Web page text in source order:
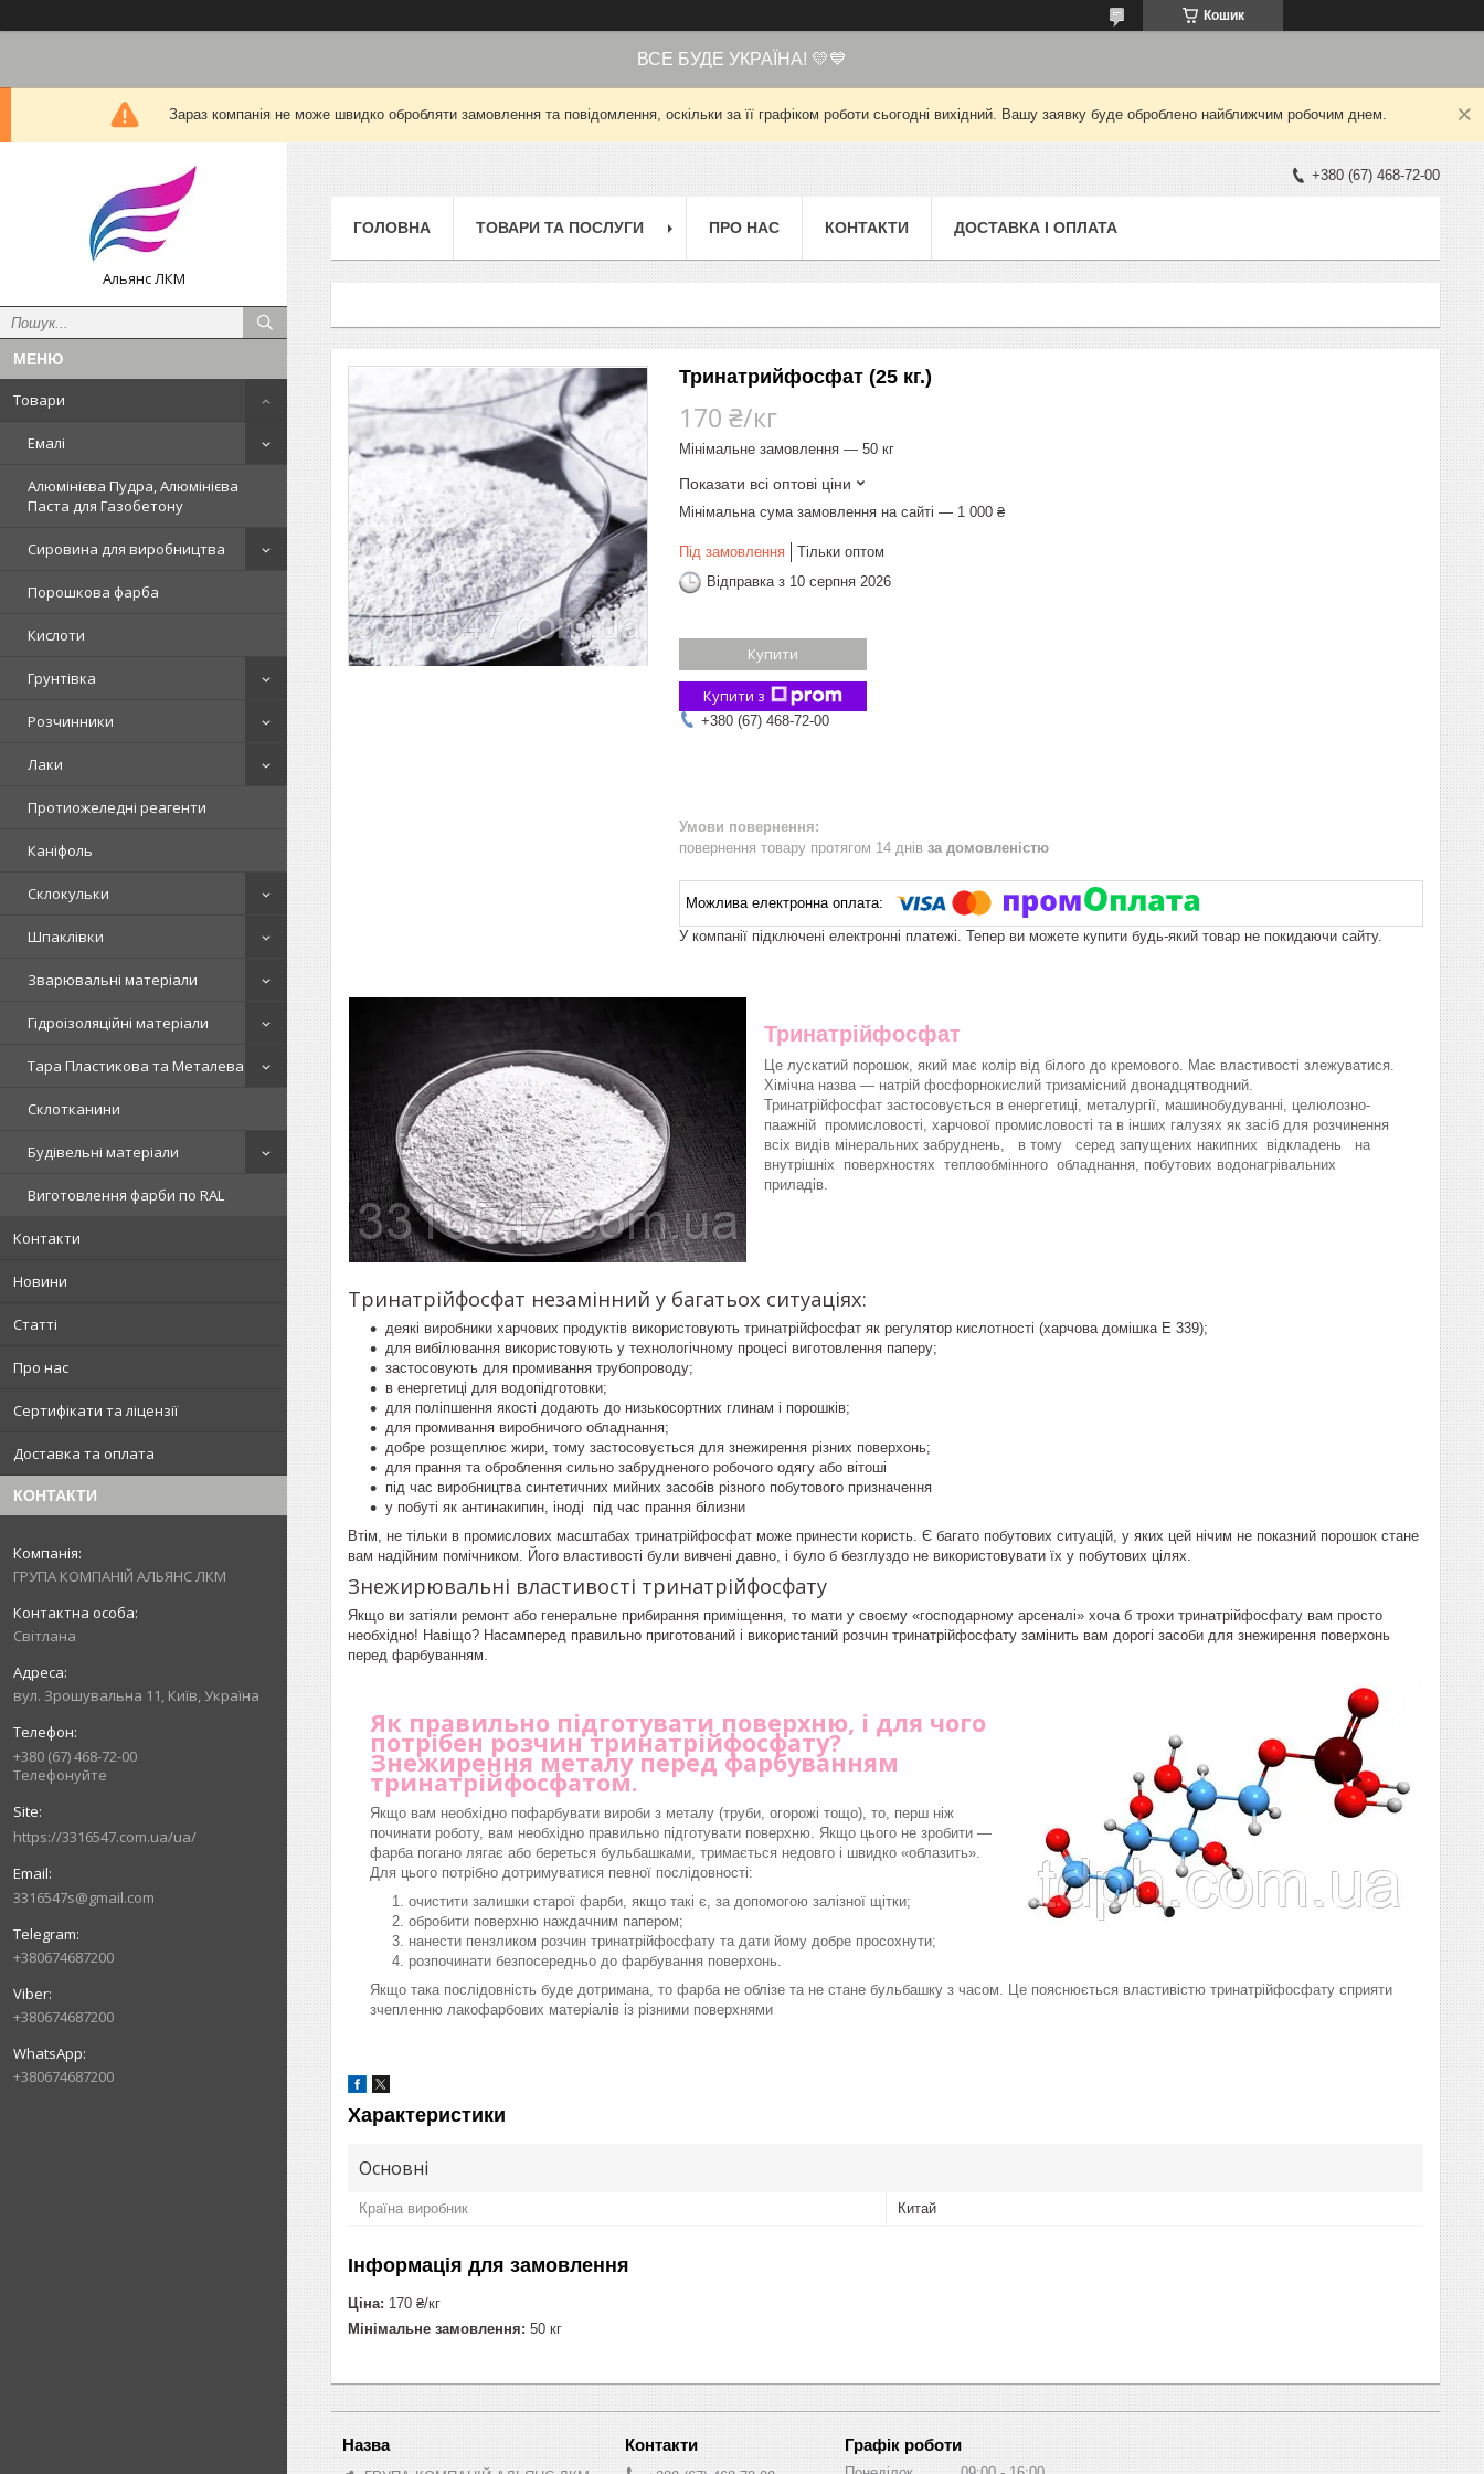
Кошик
ВСЕ БУДЕ УКРАЇНА! 💛💙
Зараз компанія не може швидко обробляти замовлення та повідомлення, оскільки за її графіком роботи сьогодні вихідний. Вашу заявку буде оброблено найближчим робочим днем.
Альянс ЛКМ
Товари
Емалі
Алюмінієва Пудра, Алюмінієва
Паста для Газобетону
Сировина для виробництва
Порошкова фарба
Кислоти
Грунтівка
Розчинники
Лаки
Протиожеледні реагенти
Каніфоль
Склокульки
Шпаклівки
Зварювальні матеріали
Гідроізоляційні матеріали
Тара Пластикова та Металева
Склотканини
Будівельні матеріали
Виготовлення фарби по RAL
Контакти
Новини
Статті
Про нас
Сертифікати та ліцензії
Доставка та оплата
КОНТАКТИ
ГРУПА КОМПАНІЙ АЛЬЯНС ЛКМ
Світлана
вул. Зрошувальна 11, Київ, Україна
+380 (67) 468-72-00
Телефонуйте
https://3316547.com.ua/ua/
3316547s@gmail.com
+380674687200
+380674687200
+380674687200
+380 (67) 468-72-00
ГОЛОВНА ТОВАРИ ТА ПОСЛУГИ ПРО НАС КОНТАКТИ ДОСТАВКА І ОПЛАТА
Тринатрийфосфат (25 кг.)
170 ₴/кг
Мінімальне замовлення — 50 кг
Показати всі оптові ціни
Мінімальна сума замовлення на сайті — 1 000 ₴
Під замовлення
Тільки оптом
Відправка з 10 серпня 2026
Купити
Купити з
+380 (67) 468-72-00
повернення товару протягом 14 днів за домовленістю
У компанії підключені електронні платежі. Тепер ви можете купити будь-який товар не покидаючи сайту.
Тринатрійфосфат
Це лускатий порошок, який має колір від білого до кремового. Має властивості злежуватися.
Хімічна назва — натрій фосфорнокислий тризамісний двонадцятводний.
Тринатрійфосфат застосовується в енергетиці, металургії, машинобудуванні, целюлозно-
паажній промисловості, харчової промисловості та в інших галузях як засіб для розчинення
всіх видів мінеральних забруднень, в тому серед запущених накипних відкладень на
внутрішніх поверхностях теплообмінного обладнання, побутових водонагрівальних
приладів.
Тринатрійфосфат незамінний у багатьох ситуаціях:
деякі виробники харчових продуктів використовують тринатрійфосфат як регулятор кислотності (харчова домішка Е 339);
для вибілювання використовують у технологічному процесі виготовлення паперу;
застосовують для промивання трубопроводу;
в енергетиці для водопідготовки;
для поліпшення якості додають до низькосортних глинам і порошків;
для промивання виробничого обладнання;
добре розщеплює жири, тому застосовується для знежирення різних поверхонь;
для прання та оброблення сильно забрудненого робочого одягу або вітоші
під час виробництва синтетичних мийних засобів різного побутового призначення
у побуті як антинакипин, іноді під час прання білизни
Втім, не тільки в промислових масштабах тринатрійфосфат може принести користь. Є багато побутових ситуацій, у яких цей нічим не показний порошок стане
вам надійним помічником. Його властивості були вивчені давно, і було б безглуздо не використовувати їх у побутових цілях.
Знежирювальні властивості тринатрійфосфату
Якщо ви затіяли ремонт або генеральне прибирання приміщення, то мати у своєму «господарному арсеналі» хоча б трохи тринатрійфосфату вам просто
необхідно! Навіщо? Насамперед правильно приготований і використаний розчин тринатрійфосфату замінить вам дорогі засоби для знежирення поверхонь
перед фарбуванням.
Як правильно підготувати поверхню, і для чого
потрібен розчин тринатрійфосфату?
Знежирення металу перед фарбуванням
тринатрійфосфатом.
Якщо вам необхідно пофарбувати вироби з металу (труби, огорожі тощо), то, перш ніж
починати роботу, вам необхідно правильно підготувати поверхню. Якщо цього не зробити —
фарба погано лягає або береться бульбашками, тримається недовго і швидко «облазить».
Для цього потрібно дотримуватися певної послідовності:
очистити залишки старої фарби, якщо такі є, за допомогою залізної щітки;
обробити поверхню наждачним папером;
нанести пензликом розчин тринатрійфосфату та дати йому добре просохнути;
розпочинати безпосередньо до фарбування поверхонь.
Якщо така послідовність буде дотримана, то фарба не облізе та не стане бульбашку з часом. Це пояснюється властивістю тринатрійфосфату сприяти
зчепленню лакофарбових матеріалів із різними поверхнями
Характеристики
Основні
Країна виробник Китай
Інформація для замовлення
Ціна: 170 ₴/кг
Мінімальне замовлення: 50 кг
Графік роботи